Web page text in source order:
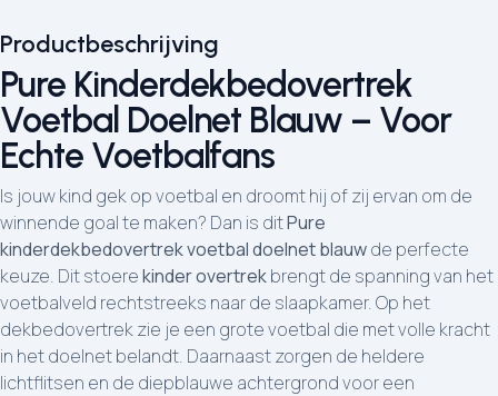
Productbeschrijving
Pure Kinderdekbedovertrek
Voetbal Doelnet Blauw – Voor
Echte Voetbalfans
Is jouw kind gek op voetbal en droomt hij of zij ervan om de
winnende goal te maken? Dan is ditPure
kinderdekbedovertrek voetbal doelnet blauwde perfecte
keuze. Dit stoerekinder overtrekbrengt de spanning van het
voetbalveld rechtstreeks naar de slaapkamer. Op het
dekbedovertrek zie je een grote voetbal die met volle kracht
in het doelnet belandt. Daarnaast zorgen de heldere
lichtflitsen en de diepblauwe achtergrond voor een